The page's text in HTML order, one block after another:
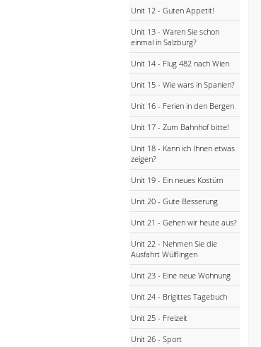
Unit 12 - Guten Appetit!
Unit 13 - Waren Sie schon
einmal in Salzburg?
Unit 14 - Flug 482 nach Wien
Unit 15 - Wie wars in Spanien?
Unit 16 - Ferien in den Bergen
Unit 17 - Zum Bahnhof bitte!
Unit 18 - Kann ich Ihnen etwas
zeigen?
Unit 19 - Ein neues Kostüm
Unit 20 - Gute Besserung
Unit 21 - Gehen wir heute aus?
Unit 22 - Nehmen Sie die
Ausfahrt Wülflingen
Unit 23 - Eine neue Wohnung
Unit 24 - Brigittes Tagebuch
Unit 25 - Freizeit
Unit 26 - Sport